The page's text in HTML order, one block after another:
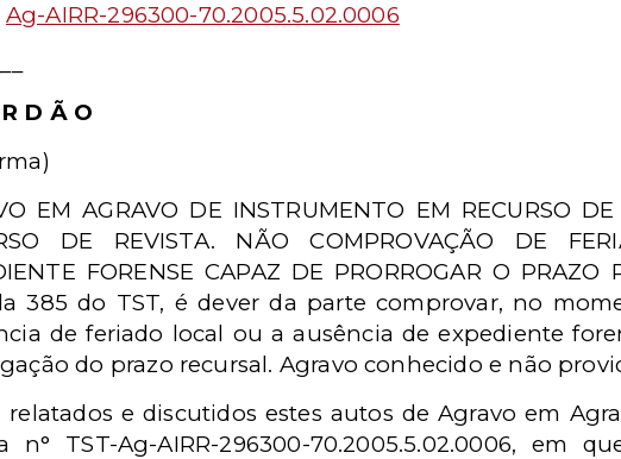
Ag-AIRR-296300-70.2005.5.02.0006
D Ã O
EM AGRAVO DE INSTRUMENTO EM RECURSO
DE REVISTA. NÃO COMPROVAÇÃO DE
FORENSE CAPAZ DE PRORROGAR O
385 do TST, é dever da parte comprovar, no
de feriado local ou a ausência de expediente
do prazo recursal. Agravo conhecido e não
relatados e discutidos estes autos de Agravo em
n° TST-Ag-AIRR-296300-70.2005.5.02.0006, em